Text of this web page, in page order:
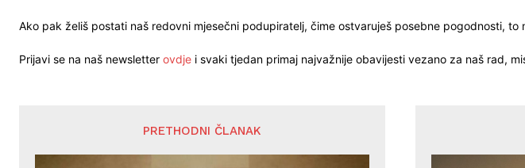
Ako pak želiš postati naš redovni mjesečni podupiratelj, čime ostvaruješ posebne pogodnosti, to
Prijavi se na naš newsletter ovdje i svaki tjedan primaj najvažnije obavijesti vezano za naš rad,
PRETHODNI ČLANAK